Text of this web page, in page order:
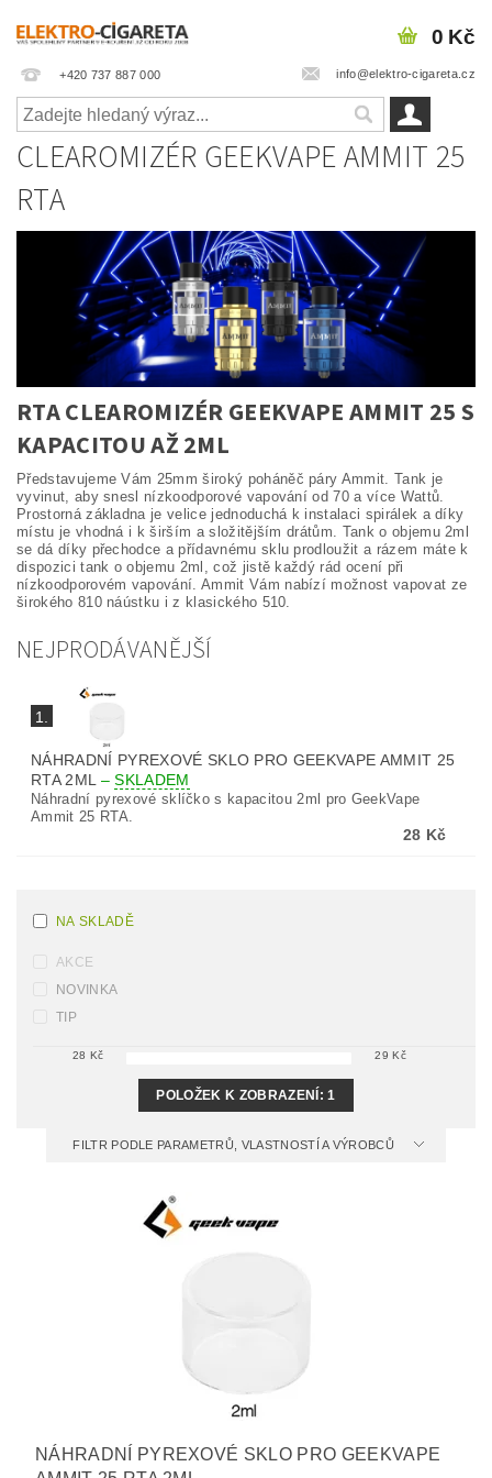
+420 737 887 000 info@elektro-cigareta.cz
0 Kč
CLEAROMIZÉR GEEKVAPE AMMIT 25
RTA
RTA CLEAROMIZÉR GEEKVAPE AMMIT 25 S
KAPACITOU AŽ 2ML
Představujeme Vám 25mm široký poháněč páry Ammit. Tank je
vyvinut, aby snesl nízkoodporové vapování od 70 a více Wattů.
Prostorná základna je velice jednoduchá k instalaci spirálek a díky
místu je vhodná i k širším a složitějším drátům. Tank o objemu 2ml
se dá díky přechodce a přídavnému sklu prodloužit a rázem máte k
dispozici tank o objemu 2ml, což jistě každý rád ocení při
nízkoodporovém vapování. Ammit Vám nabízí možnost vapovat ze
širokého 810 náústku i z klasického 510.
NEJPRODÁVANĚJŠÍ
1.
NÁHRADNÍ PYREXOVÉ SKLO PRO GEEKVAPE AMMIT 25
RTA 2ML –SKLADEM
Náhradní pyrexové sklíčko s kapacitou 2ml pro GeekVape
Ammit 25 RTA.
28 Kč
NA SKLADĚ
AKCE
NOVINKA
TIP
28 Kč 29 Kč
POLOŽEK K ZOBRAZENÍ:1
FILTR PODLE PARAMETRŮ, VLASTNOSTÍ A VÝROBCŮ
NÁHRADNÍ PYREXOVÉ SKLO PRO GEEKVAPE